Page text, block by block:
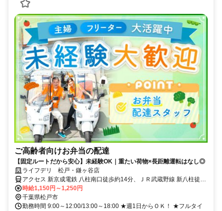
ご高齢者向けお弁当の配達
【固定ルートだから安心】未経験OK｜重たい荷物×長距離運転はなし◎
ライフデリ 松戸・鎌ヶ谷店
アクセス 新京成電鉄 八柱南口徒歩約14分、ＪＲ武蔵野線 新八柱徒歩
約14分、新京成電鉄 みのり台南口徒歩約21分 新八柱駅より徒歩12分
時給1,150円～1,250円
千葉県松戸市
勤務時間 9:00～12:00/13:00～18:00 ★週1日からＯＫ！ ★フルタイ